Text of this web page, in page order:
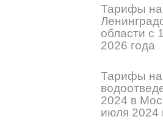
Тарифы на
области с
2026 года
Тарифы на
2024 в
июля 2024